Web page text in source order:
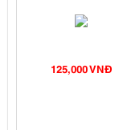
125,000 VNĐ